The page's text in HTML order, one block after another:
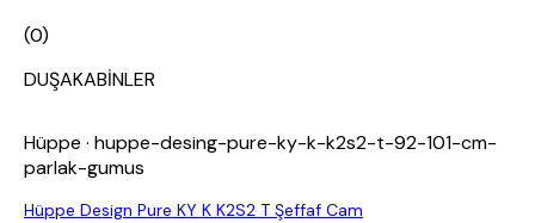
(0)
DUŞAKABİNLER
Hüppe · huppe-desing-pure-ky-k-k2s2-t-92-101-cm-
parlak-gumus
Hüppe Design Pure KY K K2S2 T Şeffaf Cam